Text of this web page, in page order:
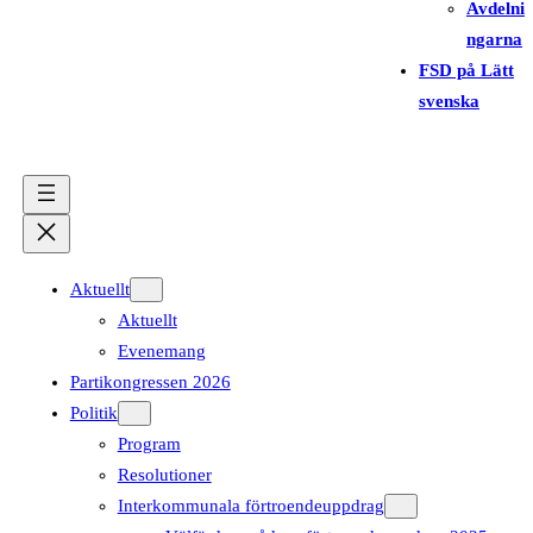
Avdelni
ngarna
FSD på Lätt
svenska
Aktuellt
Aktuellt
Evenemang
Partikongressen 2026
Politik
Program
Resolutioner
Interkommunala förtroendeuppdrag